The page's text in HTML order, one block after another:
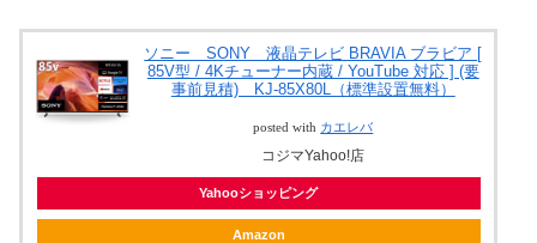
ソニー SONY 液晶テレビ BRAVIA ブラビア [
85V型 / 4Kチューナー内蔵 / YouTube 対応 ] (要
事前見積) KJ-85X80L（標準設置無料）
posted with カエレバ
コジマYahoo!店
Yahooショッピング
Amazon